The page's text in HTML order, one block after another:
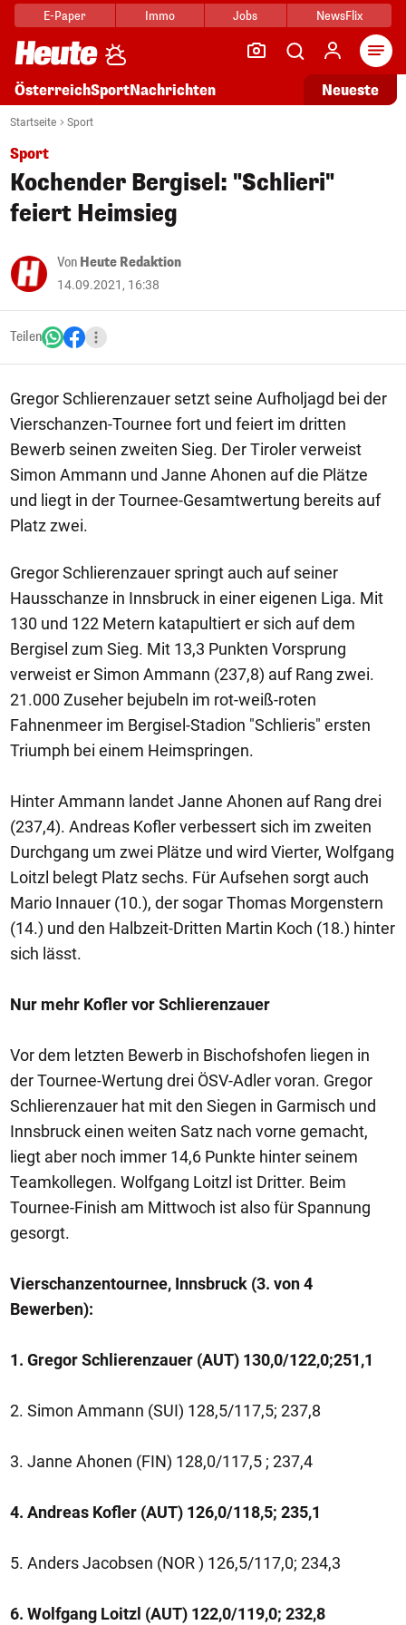
E-Paper Immo Jobs NewsFlix
ÖsterreichSportNachrichten Neueste
Startseite Sport
Sport
Kochender Bergisel: "Schlieri"
feiert Heimsieg
Von Heute Redaktion
14.09.2021, 16:38
Teilen
Gregor Schlierenzauer setzt seine Aufholjagd bei der
Vierschanzen-Tournee fort und feiert im dritten
Bewerb seinen zweiten Sieg. Der Tiroler verweist
Simon Ammann und Janne Ahonen auf die Plätze
und liegt in der Tournee-Gesamtwertung bereits auf
Platz zwei.
Gregor Schlierenzauer springt auch auf seiner
Hausschanze in Innsbruck in einer eigenen Liga. Mit
130 und 122 Metern katapultiert er sich auf dem
Bergisel zum Sieg. Mit 13,3 Punkten Vorsprung
verweist er Simon Ammann (237,8) auf Rang zwei.
21.000 Zuseher bejubeln im rot-weiß-roten
Fahnenmeer im Bergisel-Stadion "Schlieris" ersten
Triumph bei einem Heimspringen.
Hinter Ammann landet Janne Ahonen auf Rang drei
(237,4). Andreas Kofler verbessert sich im zweiten
Durchgang um zwei Plätze und wird Vierter, Wolfgang
Loitzl belegt Platz sechs. Für Aufsehen sorgt auch
Mario Innauer (10.), der sogar Thomas Morgenstern
(14.) und den Halbzeit-Dritten Martin Koch (18.) hinter
sich lässt.
Nur mehr Kofler vor Schlierenzauer
Vor dem letzten Bewerb in Bischofshofen liegen in
der Tournee-Wertung drei ÖSV-Adler voran. Gregor
Schlierenzauer hat mit den Siegen in Garmisch und
Innsbruck einen weiten Satz nach vorne gemacht,
liegt aber noch immer 14,6 Punkte hinter seinem
Teamkollegen. Wolfgang Loitzl ist Dritter. Beim
Tournee-Finish am Mittwoch ist also für Spannung
gesorgt.
Vierschanzentournee, Innsbruck (3. von 4
Bewerben):
1. Gregor Schlierenzauer (AUT) 130,0/122,0;251,1
2. Simon Ammann (SUI) 128,5/117,5; 237,8
3. Janne Ahonen (FIN) 128,0/117,5 ; 237,4
4. Andreas Kofler (AUT) 126,0/118,5; 235,1
5. Anders Jacobsen (NOR ) 126,5/117,0; 234,3
6. Wolfgang Loitzl (AUT) 122,0/119,0; 232,8